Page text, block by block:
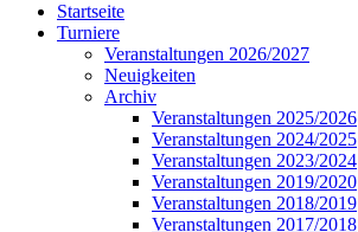
Startseite
Turniere
Veranstaltungen 2026/2027
Neuigkeiten
Archiv
Veranstaltungen 2025/2026
Veranstaltungen 2024/2025
Veranstaltungen 2023/2024
Veranstaltungen 2019/2020
Veranstaltungen 2018/2019
Veranstaltungen 2017/2018